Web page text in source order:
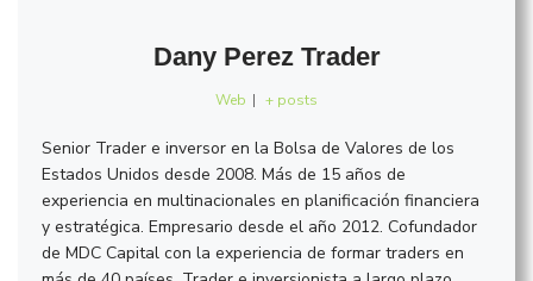
Dany Perez Trader
Web | + posts
Senior Trader e inversor en la Bolsa de Valores de los
Estados Unidos desde 2008. Más de 15 años de
experiencia en multinacionales en planificación financiera
y estratégica. Empresario desde el año 2012. Cofundador
de MDC Capital con la experiencia de formar traders en